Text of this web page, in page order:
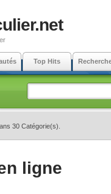
Top Hits
30 Catégorie(s).
ligne